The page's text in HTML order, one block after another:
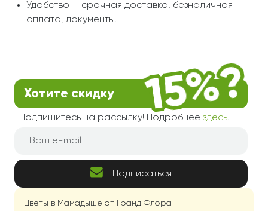
Удобство — срочная доставка, безналичная
оплата, документы.
Цветы в Мамадыше от Гранд Флора
Хотите скидку
Подпишитесь на рассылку! Подробнее здесь.
Подписаться